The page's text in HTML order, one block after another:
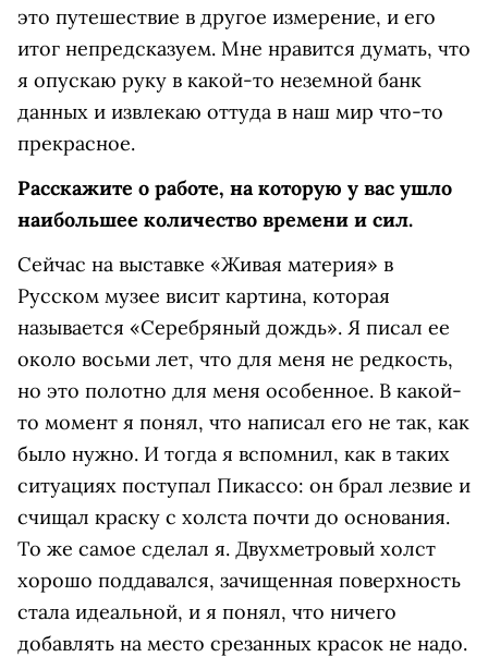
это путешествие в другое измерение, и его
итог непредсказуем. Мне нравится думать, что
я опускаю руку в какой-то неземной банк
данных и извлекаю оттуда в наш мир что-то
прекрасное.
Расскажите о работе, на которую у вас ушло
наибольшее количество времени и сил.
Сейчас на выставке «Живая материя» в
Русском музее висит картина, которая
называется «Серебряный дождь». Я писал ее
около восьми лет, что для меня не редкость,
но это полотно для меня особенное. В какой-
то момент я понял, что написал его не так, как
было нужно. И тогда я вспомнил, как в таких
ситуациях поступал Пикассо: он брал лезвие и
счищал краску с холста почти до основания.
То же самое сделал я. Двухметровый холст
хорошо поддавался, зачищенная поверхность
стала идеальной, и я понял, что ничего
добавлять на место срезанных красок не надо.